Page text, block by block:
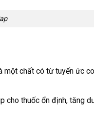
một chất có từ tuyến ức
cho thuốc ổn định, tăng